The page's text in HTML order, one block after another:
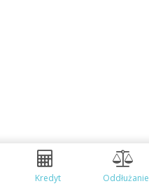
Kredyt Oddłużanie